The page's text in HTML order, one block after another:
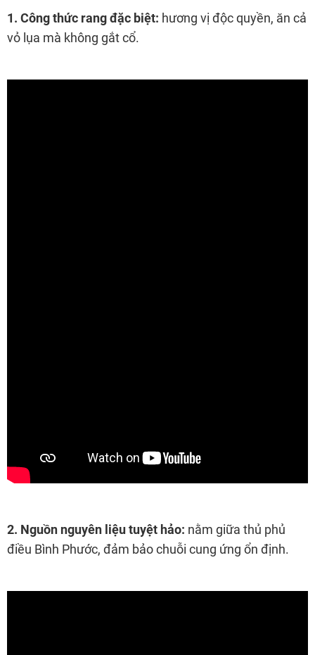
1. Công thức rang đặc biệt: hương vị độc quyền, ăn cả
vỏ lụa mà không gắt cổ.
2. Nguồn nguyên liệu tuyệt hảo: nằm giữa thủ phủ
điều Bình Phước, đảm bảo chuỗi cung ứng ổn định.